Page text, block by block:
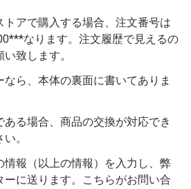
アで購入する場合、注文番号は
なります。注文履歴で見えるの
致します。
ら、本体の裏面に書いてありま
る場合、商品の交換が対応でき
。
報（以上の情報）を入力し、弊
ーに送ります。こちらがお問い合